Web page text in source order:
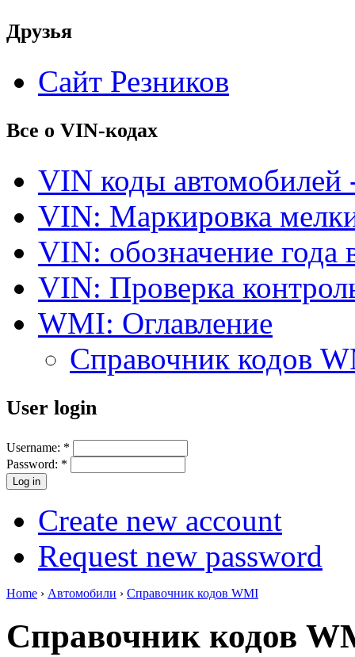
Друзья
Сайт Резников
Все о VIN-кодах
VIN коды автомобилей
VIN: Маркировка
VIN: обозначение года
VIN: Проверка
WMI: Оглавление
Справочник кодов
User login
Username: *
Password: *
Create new account
Request new password
Home › Автомобили › Справочник кодов WMI
Справочник кодов